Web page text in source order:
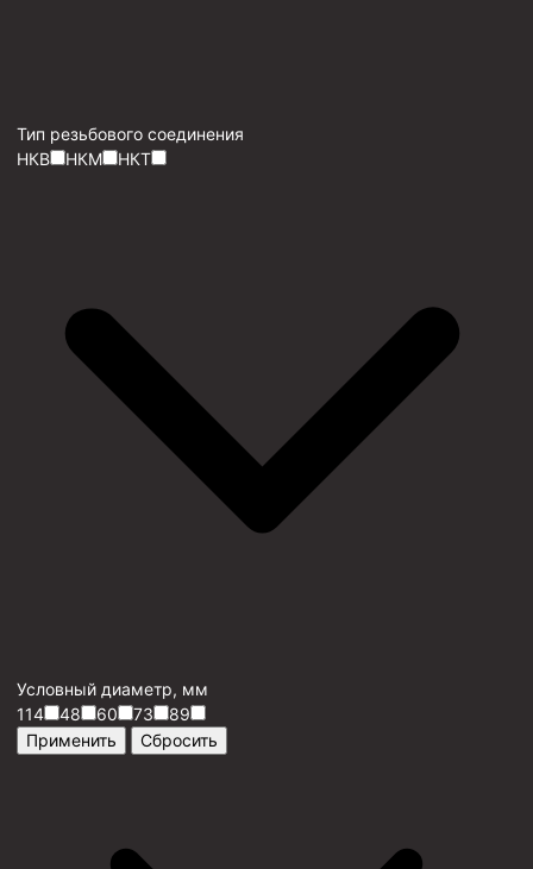
Тип резьбового соединения
НКВ
НКМ НКТ
Условный диаметр, мм
114
48 60 73
89
Применить
Сбросить